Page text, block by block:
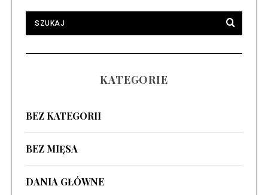
KATEGORIE
BEZ KATEGORII
BEZ MIĘSA
DANIA GŁÓWNE